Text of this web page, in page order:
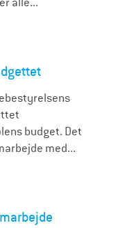
budget. Det
med...